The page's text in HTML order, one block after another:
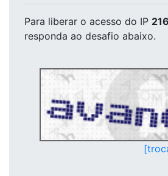
Para liberar o acesso do IP
responda ao desafio abaixo.